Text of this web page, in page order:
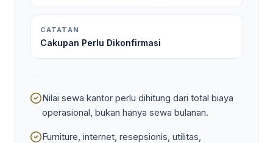
CATATAN
Cakupan Perlu Dikonfirmasi
Nilai sewa kantor perlu dihitung dari total biaya
operasional, bukan hanya sewa bulanan.
Furniture, internet, resepsionis, utilitas,